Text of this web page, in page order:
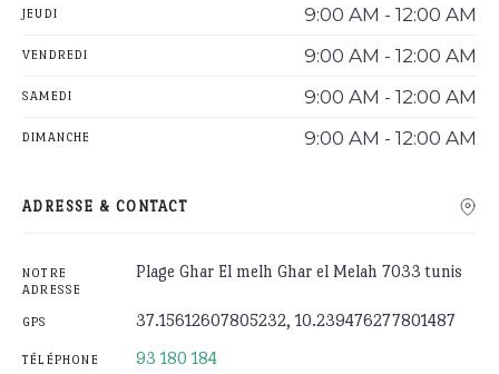
JEUDI 9:00 AM - 12:00 AM
VENDREDI 9:00 AM - 12:00 AM
SAMEDI 9:00 AM - 12:00 AM
DIMANCHE 9:00 AM - 12:00 AM
ADRESSE & CONTACT
NOTRE
ADRESSE
Plage Ghar El melh Ghar el Melah 7033 tunis
GPS 37.15612607805232, 10.239476277801487
TÉLÉPHONE 93 180 184